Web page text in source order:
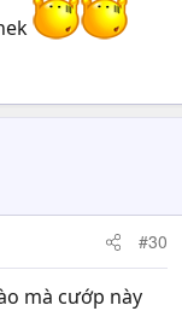
#30
mà cướp này